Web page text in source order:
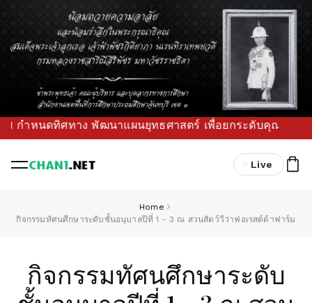
หนดทิศทาง พัฒนาแผนยุทธศาสตร์ เพื่อยกระดับคุณภาพการ
Live
Home
กิจกรรมทัศนศึกษาระดับชั้นอนุบาลปีที่ 1 - 3 ณ สวนสัตว์วีว่าฟอเรสต์ต้าฟาร์ม
กิจกรรมทัศนศึกษาระดับ